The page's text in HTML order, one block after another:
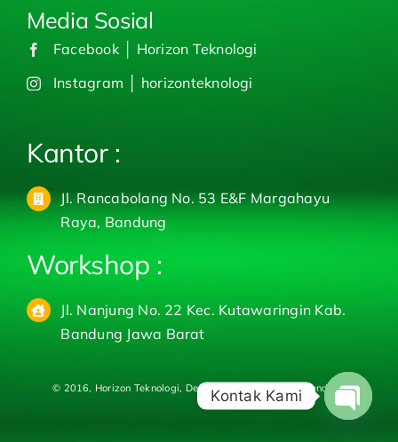
Media Sosial
Facebook │ Horizon Teknologi
Instagram │ horizonteknologi
Kantor :
Jl. Rancabolang No. 53 E&F Margahayu
Raya, Bandung
Workshop :
Jl. Nanjung No. 22 Kec. Kutawaringin Kab.
Bandung Jawa Barat
© 2016, Horizon Teknologi, Design By. Jasa Website Bandung
Kontak Kami